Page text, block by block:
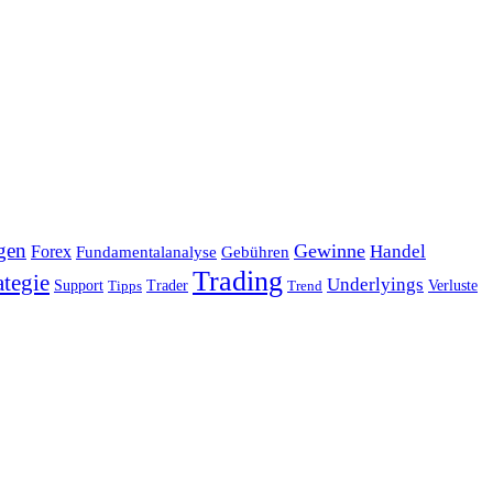
Forex Fundamentalanalyse Gebühren Gewinne Handel
Support Tipps Trader Trading Trend Underlyings Verluste